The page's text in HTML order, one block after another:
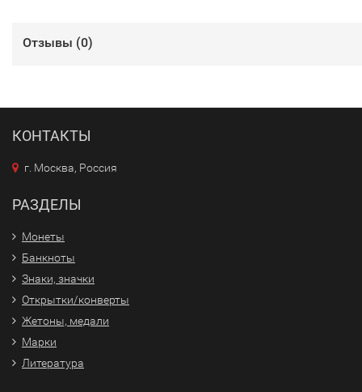
Отзывы (0)
КОНТАКТЫ
г. Москва, Россия
РАЗДЕЛЫ
Монеты
Банкноты
Знаки, значки
Открытки/конверты
Жетоны, медали
Марки
Литература